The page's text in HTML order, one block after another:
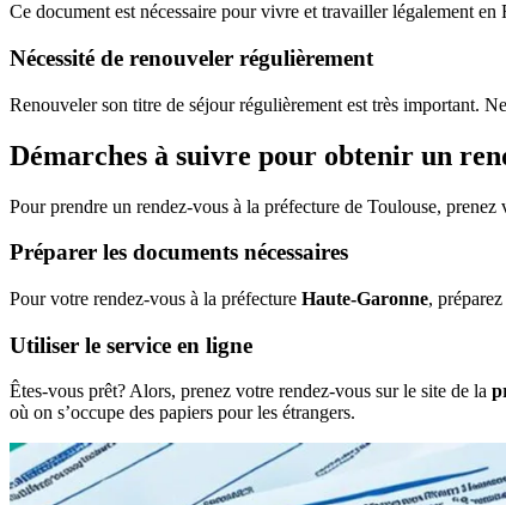
Ce document est nécessaire pour vivre et travailler légalement en
Nécessité de renouveler régulièrement
Renouveler son titre de séjour régulièrement est très important.
Démarches à suivre pour obtenir un
Pour prendre un rendez-vous à la préfecture de Toulouse, prenez
Préparer les documents nécessaires
Pour votre rendez-vous à la préfecture Haute-Garonne,
Utiliser le service en ligne
Êtes-vous prêt? Alors, prenez votre rendez-vous sur le site de la
où on s’occupe des papiers pour les étrangers.